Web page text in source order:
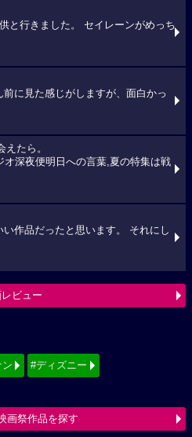
と行きました。 セイレーンがめっち
に見た感じがしますが、面白かっ
たら。
オ深夜便明日への言葉,夏の特集は戦
い作品だったと思います。 それにし
ビュー
#ディズニー
画祭作品を探す